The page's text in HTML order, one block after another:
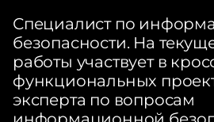
Специалист по
безопасности. На
работы участвует в
функциональных
эксперта по вопросам